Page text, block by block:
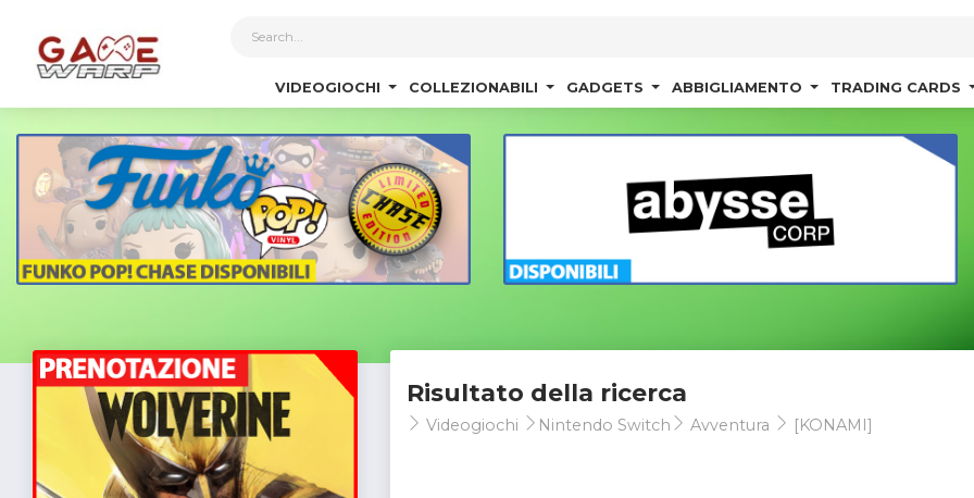
VIDEOGIOCHI COLLEZIONABILI GADGETS ABBIGLIAMENTO TRADING CARDS
Risultato della ricerca
Videogiochi Nintendo Switch Avventura [KONAMI]